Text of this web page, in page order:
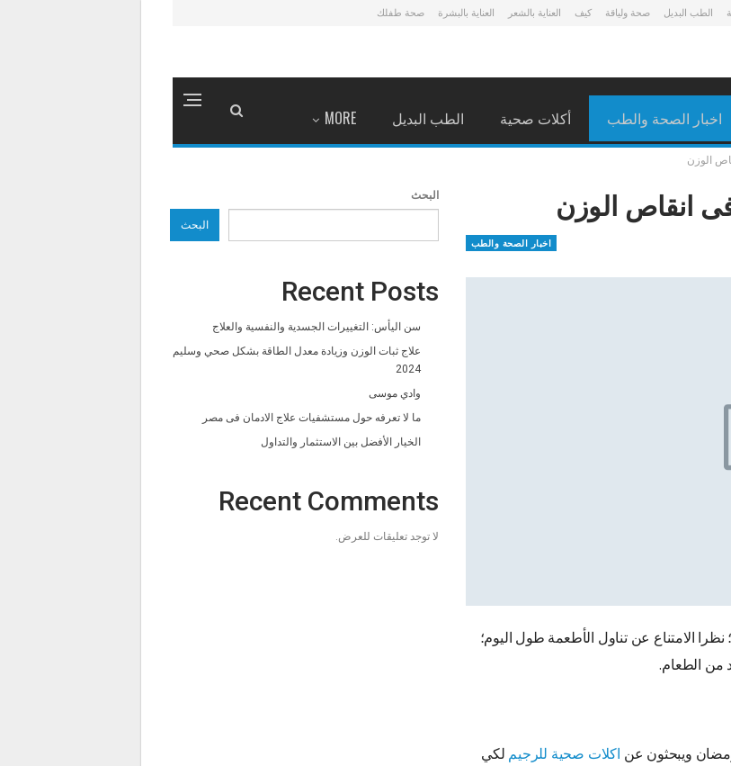
الطب البديل صحة ولياقة كيف العناية بالشعر العناية بالبشرة صحة طفلك
اخبار الصحة والطب أكلات صحية الطب البديل MORE
الوزن
انقاص الوزن
اخبار الصحة والطب
الامتناع عن تناول الأطعمة طول اليوم؛
من الطعام.
ويبحثون عن اكلات صحية للرجيم لكي
البحث
البحث
Recent Posts
سن اليأس: التغييرات الجسدية والنفسية والعلاج
علاج ثبات الوزن وزيادة معدل الطاقة بشكل صحي وسليم
2024
وادي موسى
ما لا تعرفه حول مستشفيات علاج الادمان فى مصر
الخيار الأفضل بين الاستثمار والتداول
Recent Comments
لا توجد تعليقات للعرض.